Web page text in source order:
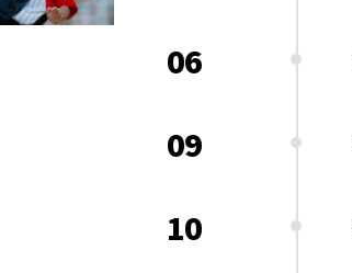
06
09
10